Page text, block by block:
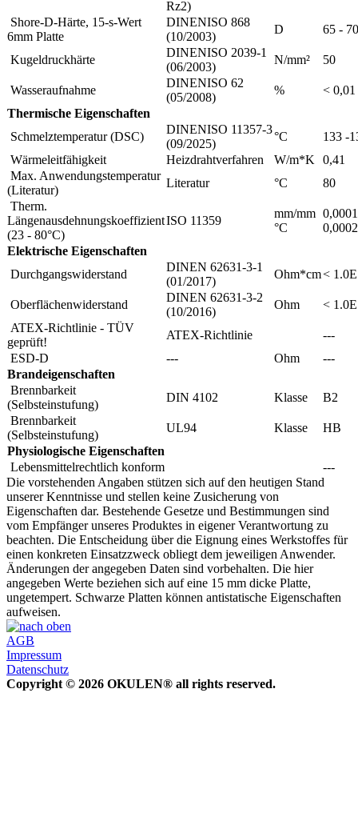
Rz2)
Shore-D-Härte, 15-s-Wert
6mm Platte
DINENISO 868
(10/2003)
D 65 - 70
Kugeldruckhärte
DINENISO 2039-1
(06/2003)
N/mm² 50
Wasseraufnahme
DINENISO 62
(05/2008)
%
< 0,01
Thermische Eigenschaften
Schmelztemperatur (DSC)
DINENISO 11357-3
(09/2025)
°C
133 -
Wärmeleitfähigkeit
Heizdrahtverfahren W/m*K
0,41
Max. Anwendungstemperatur
(Literatur)
Literatur °C
80
Therm.
Längenausdehnungskoeffizient
(23 - 80°C)
ISO 11359
mm/mm
°C
Elektrische Eigenschaften
Durchgangswiderstand
DINEN 62631-3-1
(01/2017)
Ohm*cm<
Oberflächenwiderstand
DINEN 62631-3-2
(10/2016)
Ohm
<
ATEX-Richtlinie - TÜV
geprüft!
ATEX-Richtlinie
---
ESD-D
--- Ohm
---
Brandeigenschaften
Brennbarkeit
(Selbsteinstufung)
DIN 4102 Klasse
B2
Brennbarkeit
(Selbsteinstufung)
UL94 Klasse
HB
Physiologische Eigenschaften
Lebensmittelrechtlich konform
---
Die vorstehenden Angaben stützen sich auf den heutigen Stand
unserer Kenntnisse und stellen keine Zusicherung von
Eigenschaften dar. Bestehende Gesetze und Bestimmungen sind
vom Empfänger unseres Produktes in eigener Verantwortung zu
beachten. Die Entscheidung über die Eignung eines Werkstoffes für
einen konkreten Einsatzzweck obliegt dem jeweiligen Anwender.
Änderungen der angegeben Daten sind vorbehalten. Die hier
angegeben Werte beziehen sich auf eine 15 mm dicke Platte,
ungetempert. Schwarze Platten können antistatische Eigenschaften
aufweisen.
AGB
Impressum
Datenschutz
Copyright © 2026 OKULEN® all rights reserved.